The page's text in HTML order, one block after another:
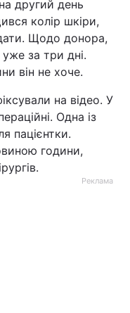
другий день
колір шкіри,
Щодо донора,
за три дні.
він не хоче.
на відео. У
Одна із
пацієнтки.
години,
Реклама